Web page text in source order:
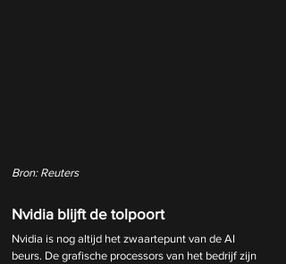
Bron: Reuters
Nvidia blijft de tolpoort
Nvidia is nog altijd het zwaartepunt van de AI
beurs. De grafische processors van het bedrijf zijn